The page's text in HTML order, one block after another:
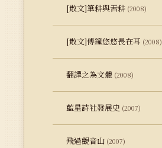
[散文]筆耕與舌耕 (2008)
[散文]傅鐘悠悠長在耳 (2008)
翻譯之為文體 (2008)
藍星詩社發展史 (2007)
飛過觀音山 (2007)